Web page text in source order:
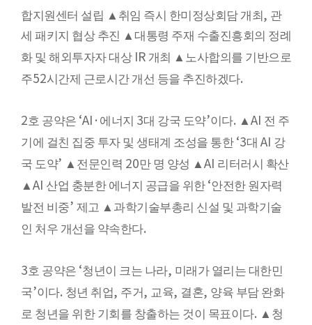
합지원센터 설립 ▲ 취임 즉시 한미정상회담 개최, 관
세 패키지 협상 추진 ▲ 대통령 주재 수출진흥회의 정례
화 및 해외투자자 대상 IR 개최 ▲ 노사합의를 기반으로
주52시간제 근로시간 개선 등을 추진하겠다.
2호 공약은 ‘AI· 에너지 3대 강국 도약’이다. ▲ AI 전 주
기에 걸친 집중 투자 및 생태계 조성을 통한 ‘3대 AI 강
국 도약’ ▲ 전문인력 20만 명 양성 ▲ AI 리터러시 확산
▲ AI 산업 충분한 에너지 공급을 위한 ‘안전한 원자력
발전 비중’ 제고 ▲ 과학기술부총리 신설 및 과학기술
인 처우 개선을 약속한다.
3호 공약은 ‘청년이 크는 나라, 미래가 열리는 대한민
국’이다. 청년 취업, 주거, 교육, 결혼, 양육 부담 완화
로 청년을 위한 기회를 창출하는 것이 목표이다. ▲ 청